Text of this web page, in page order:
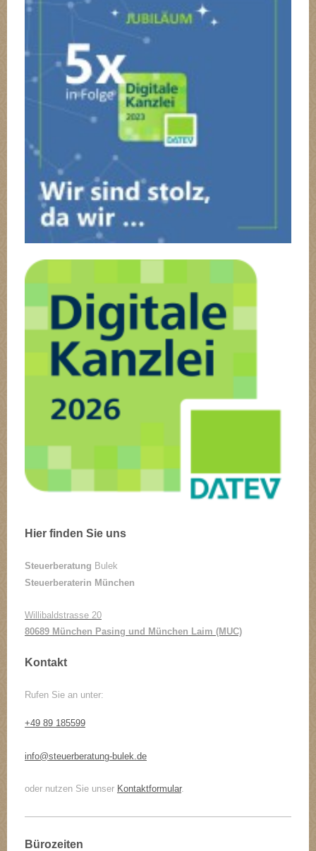
Hier finden Sie uns
Steuerberatung Bulek
Steuerberaterin München
Willibaldstrasse 20
80689 München Pasing und München Laim (MUC)
Kontakt
Rufen Sie an unter:
+49 89 185599
info@steuerberatung-bulek.de
oder nutzen Sie unser Kontaktformular.
Bürozeiten